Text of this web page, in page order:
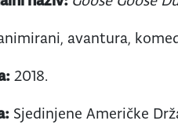
avantura,
2018.
Sjedinjene Američke